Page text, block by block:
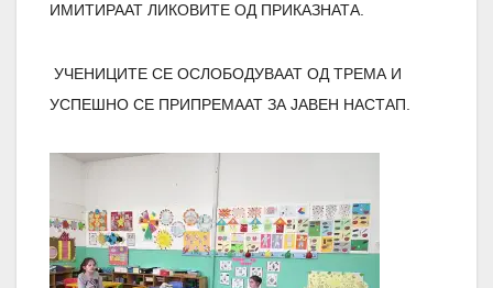
ИМИТИРААТ ЛИКОВИТЕ ОД ПРИКАЗНАТА.
УЧЕНИЦИТЕ СЕ ОСЛОБОДУВААТ ОД ТРЕМА И
УСПЕШНО СЕ ПРИПРЕМААТ ЗА ЈАВЕН НАСТАП.